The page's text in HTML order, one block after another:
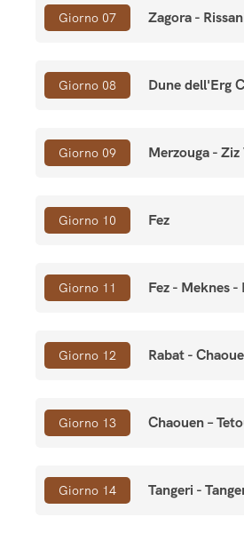
Giorno 07 Zagora -
Giorno 08 Dune dell'Erg
Giorno 09 Merzouga -
Giorno 10 Fez
Giorno 11 Fez - Meknes -
Giorno 12 Rabat -
Giorno 13 Chaouen –
Giorno 14 Tangeri -